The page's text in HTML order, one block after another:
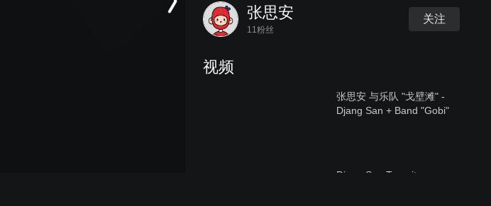
张思安
11粉丝
关注
视频
张思安 与乐队 "戈壁滩" -
Djang San + Band "Gobi"
Djang San Transitscape -